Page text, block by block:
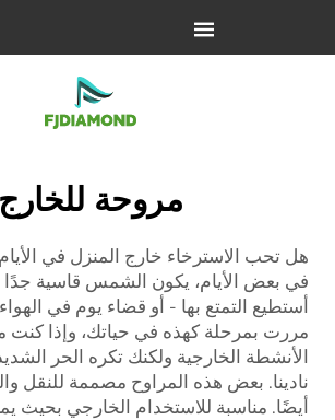
مروحة للخارج
هل تحب الاسترخاء خارج المنزل في
في بعض الأيام، يكون الشمس قاسية جدًا
أستطيع التمتع بها - أو قضاء يوم في
مررت بمرحلة كهذه في حياتك، وإذا
الأنشطة الخارجية ولكنك تكره الحر
نادينا. بعض هذه المراوح مصممة للنقل
أيضًا. مناسبة للاستخدام الخارجي بحيث